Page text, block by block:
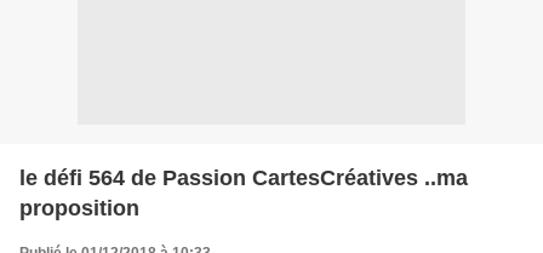
le défi 564 de Passion CartesCréatives ..ma
proposition